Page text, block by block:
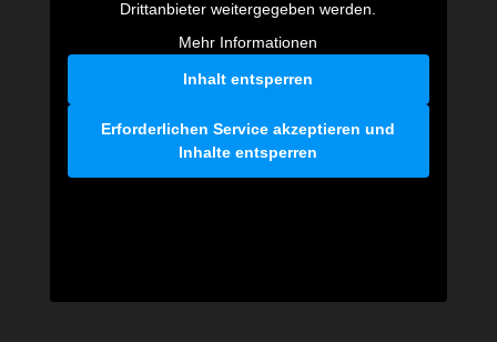
Drittanbieter weitergegeben werden.
Mehr Informationen
Inhalt entsperren
Erforderlichen Service akzeptieren und
Inhalte entsperren